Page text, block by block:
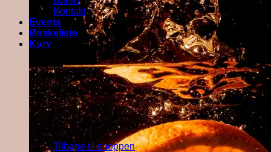
Kontakt
Events
Ønskeliste
Kurv
Ingen varer i kurven.
Tilbage til shoppen